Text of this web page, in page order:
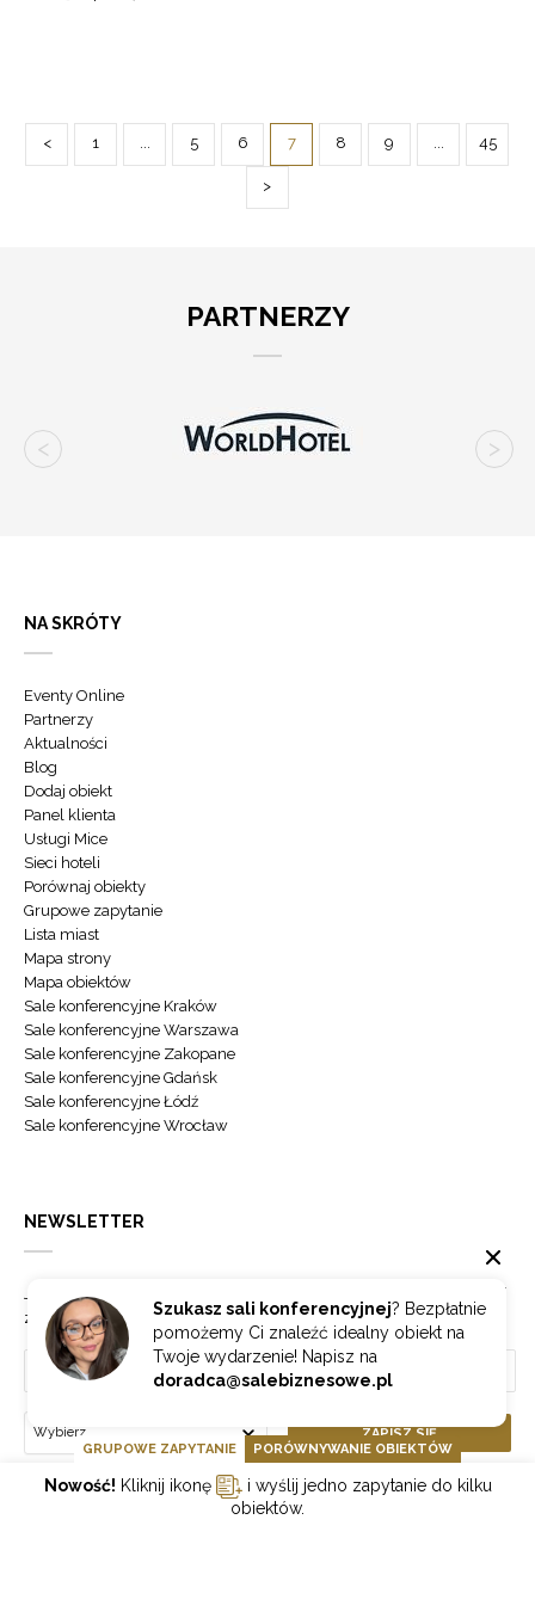
< 1 ... 5 6 7 8 9 ... 45
>
PARTNERZY
Szukasz sali konferencyjnej? Bezpłatnie
pomożemy Ci znaleźć idealny obiekt na
Twoje wydarzenie! Napisz na
doradca@salebiznesowe.pl
NA SKRÓTY
Eventy Online
Partnerzy
Aktualności
Blog
Dodaj obiekt
Panel klienta
Usługi Mice
Sieci hoteli
Porównaj obiekty
Grupowe zapytanie
Lista miast
Mapa strony
Mapa obiektów
Sale konferencyjne Kraków
Sale konferencyjne Warszawa
Sale konferencyjne Zakopane
Sale konferencyjne Gdańsk
Sale konferencyjne Łódź
Sale konferencyjne Wrocław
NEWSLETTER
Jeżeli chcesz otrzymywać najnowsze informacje o branży hotelowej
zapisz się do naszego newslettera.
Wybierz ZAPISZ SIĘ
GRUPOWE ZAPYTANIE PORÓWNYWANIE OBIEKTÓW
Nowość! Kliknij ikonę
i wyślij jedno zapytanie do kilku
obiektów.